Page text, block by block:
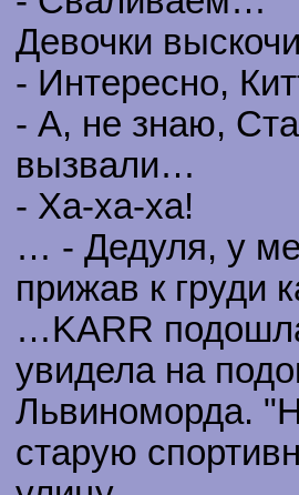
Девочки
- Интересно,
- А, не знаю,
вызвали…
- Ха-ха-ха!
… - Дедуля, у
прижав к груди
…KARR
увидела на
Львиноморда.
старую